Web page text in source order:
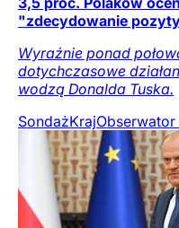
"zdecydowanie
Wyraźnie ponad
dotychczasowe
wodzą Donalda Tuska.
SondażKraj